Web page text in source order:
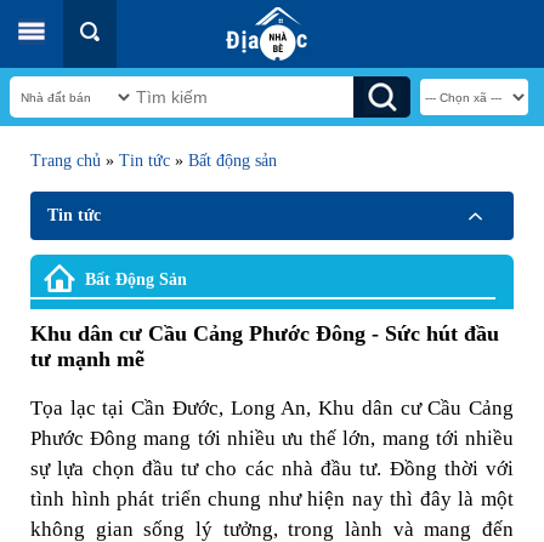
Trang chủ » Tin tức » Bất động sản
Tin tức
Bất Động Sản
Khu dân cư Cầu Cảng Phước Đông - Sức hút đầu
tư mạnh mẽ
Tọa lạc tại Cần Đước, Long An, Khu dân cư Cầu Cảng
Phước Đông mang tới nhiều ưu thế lớn, mang tới nhiều
sự lựa chọn đầu tư cho các nhà đầu tư. Đồng thời với
tình hình phát triển chung như hiện nay thì đây là một
không gian sống lý tưởng, trong lành và mang đến